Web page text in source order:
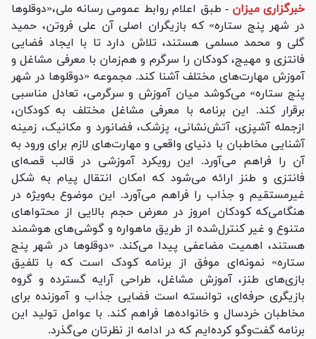
خبرگزاری میزان - طبق اعلام روابط عمومی رسانه ملی،«دوقلو‌ها
در شهر پنج ستاره» که بازیگران اصلی آن علی فروتن، حمید
گلی و محمد مسلمی هستند، تلاش دارد تا با ایجاد فضایی
فانتزی و مهیج، کودکان را سرگرم و هم‌زمان با معرفی مشاغل و
آموزش مهارت‌های مختلف آشنا کند. مجموعه «دوقلو‌ها در شهر
پنج ستاره» می‌کوشد میان آموزش و سرگرمی، تعادل مناسبی
برقرار کند. این برنامه با معرفی مشاغل مختلف به کودکان،
ازجمله آشپزی، آتش‌نشانی، پزشک، فضانورد و مکانیک، زمینه
آشنایی مخاطبان با دنیای واقعی و مهارت‌های لازم برای ورود به
آن را فراهم می‌آورد. این رویکرد آموزشی در قالب قصه‌ای
فانتزی و طنز ارائه می‌شود که امکان انتقال پیام به شکل
غیرمستقیم و جذاب را فراهم می‌آورد. این موضوع به‌ویژه در
هنگامی‌که کودکان امروز در معرض حجم بالایی از محتوا‌های
متنوع و غیر کنترل‌شده از طریق ماهواره و گوشی‌های هوشمند
هستند، اهمیت مضاعفی پیدا می‌کند. «دوقلو‌ها در شهر پنج
ستاره» نمونه‌ای موفق از برنامه کودک است که با تلفیق
بازی‌های طنز، آموزش مشاغل، طراحی آرایه گسترده و گروه
بازیگری حرفه‌ای، توانسته است فضایی جذاب و آموزنده برای
مخاطبان خردسال و خانواده‌ها فراهم کند. با عوامل تولید این
برنامه گفت‌و‌گو کرده‌ایم که در ادامه از نظرتان می‌گذرد.